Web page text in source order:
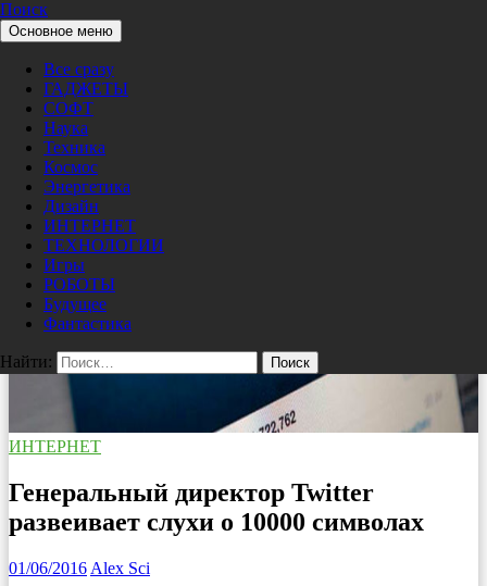
Перейти к содержимому
Pro/Hi-Tech
Поиск
Основное меню
Все сразу
ГАДЖЕТЫ
СОФТ
Наука
Техника
Космос
Энергетика
Дизайн
ИНТЕРНЕТ
ТЕХНОЛОГИИ
Игры
РОБОТЫ
Будущее
Фантастика
Найти:
ИНТЕРНЕТ
Генеральный директор Twitter
развеивает слухи о 10000 символах
01/06/2016 Alex Sci